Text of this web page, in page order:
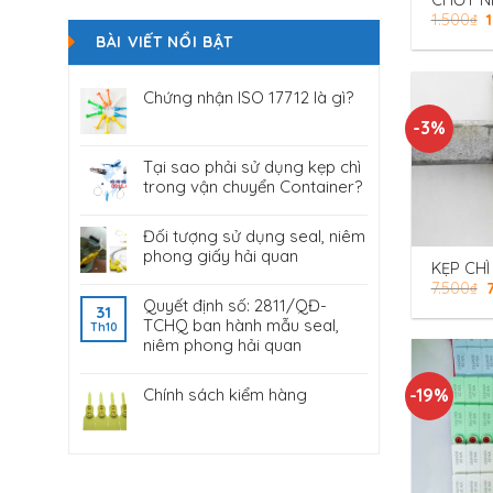
BÀI VIẾT NỔI BẬT
Chứng nhận ISO 17712 là gì?
Tại sao phải sử dụng kẹp chì
trong vận chuyển Container?
Đối tượng sử dụng seal, niêm
phong giấy hải quan
31
Th10
Quyết định số: 2811/QĐ-
TCHQ ban hành mẫu seal,
niêm phong hải quan
Chính sách kiểm hàng
THÙNG
1.500₫
-3%
KẸP
7.500₫
-19%